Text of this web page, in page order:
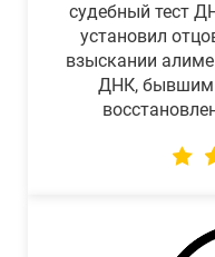
судебный тест
установил
взыскании
ДНК, бывшим